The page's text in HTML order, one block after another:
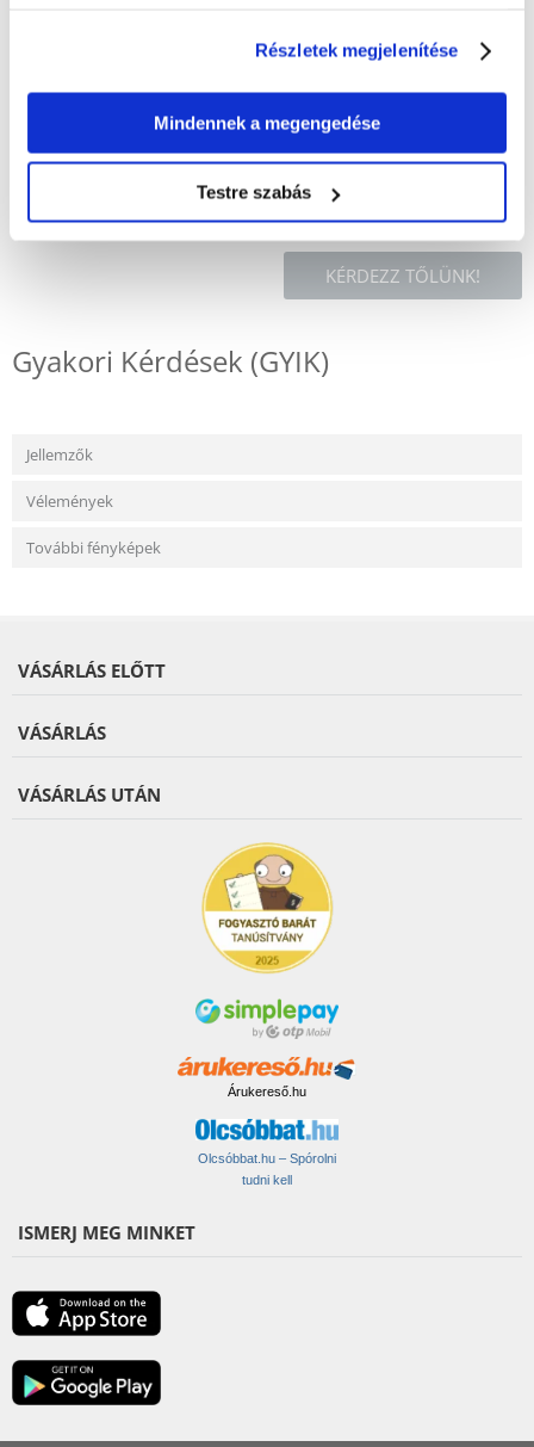
Részletek megjelenítése
Mindennek a megengedése
Testre szabás
A kutyának fejjel előrefelé kell állnia egy sík és egyenletes felületen.
mögött) a
KÉRDEZZ TŐLÜNK!
Gyakori Kérdések (GYIK)
Jellemzők
Vélemények
További fényképek
VÁSÁRLÁS ELŐTT
VÁSÁRLÁS
VÁSÁRLÁS UTÁN
Árukereső.hu
Olcsóbbat.hu – Spórolni
tudni kell
ISMERJ MEG MINKET